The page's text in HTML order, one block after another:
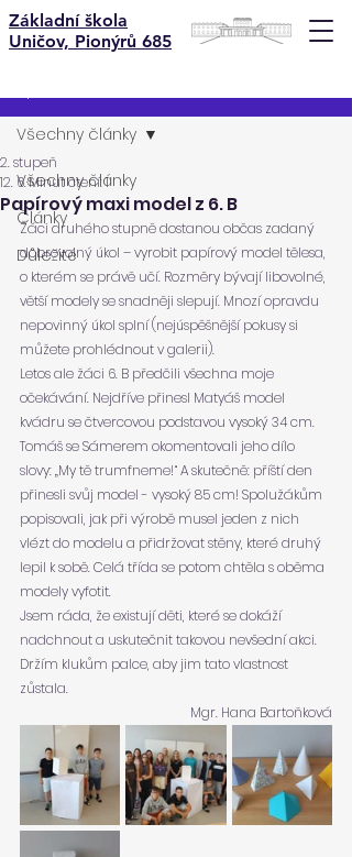
Základní škola
Uničov, Pionýrů 685
Všechny články
Články
Důležité
Všechny články
Papírový maxi model z 6. B
2. stupeň
12. 6.Minut čtení: 1
Žáci druhého stupně dostanou občas zadaný
dobrovolný úkol – vyrobit papírový model tělesa,
o kterém se právě učí. Rozměry bývají libovolné,
větší modely se snadněji slepují. Mnozí opravdu
nepovinný úkol splní (nejúspěšnější pokusy si
můžete prohlédnout v galerii).
Letos ale žáci 6. B předčili všechna moje
očekávání. Nejdříve přinesl Matyáš model
kvádru se čtvercovou podstavou vysoký 34 cm.
Tomáš se Sámerem okomentovali jeho dílo
slovy: „My tě trumfneme!“ A skutečně: příští den
přinesli svůj model - vysoký 85 cm! Spolužákům
popisovali, jak při výrobě musel jeden z nich
vlézt do modelu a přidržovat stěny, které druhý
lepil k sobě. Celá třída se potom chtěla s oběma
modely vyfotit.
Jsem ráda, že existují děti, které se dokáží
nadchnout a uskutečnit takovou nevšední akci.
Držím klukům palce, aby jim tato vlastnost
zůstala.
Mgr. Hana Bartoňková